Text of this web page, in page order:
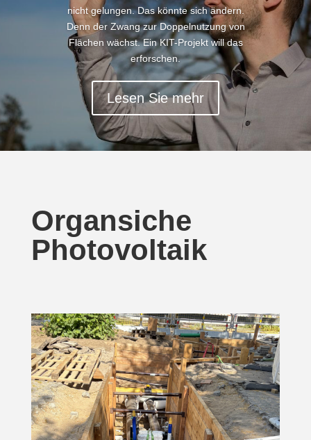
nicht gelungen. Das könnte sich ändern.
Denn der Zwang zur Doppel­nutzung von
Flächen wächst. Ein KIT-​Projekt will das
erforschen.
Lesen Sie mehr
Organsiche
Photovoltaik